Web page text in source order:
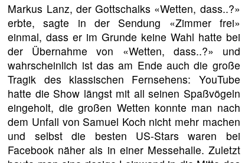
Markus Lanz, der Gottschalks «Wetten, dass..?»
erbte, sagte in der Sendung «Zimmer frei»
einmal, dass er im Grunde keine Wahl hatte bei
der Übernahme von «Wetten, dass..?» und
wahrscheinlich ist das am Ende auch die große
Tragik des klassischen Fernsehens: YouTube
hatte die Show längst mit all seinen Spaßvögeln
eingeholt, die großen Wetten konnte man nach
dem Unfall von Samuel Koch nicht mehr machen
und selbst die besten US-Stars waren bei
Facebook näher als in einer Messehalle. Zuletzt